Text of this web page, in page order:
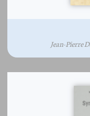
Jean-Pierre